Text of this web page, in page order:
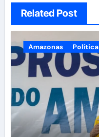
Related Post
Amazonas Política